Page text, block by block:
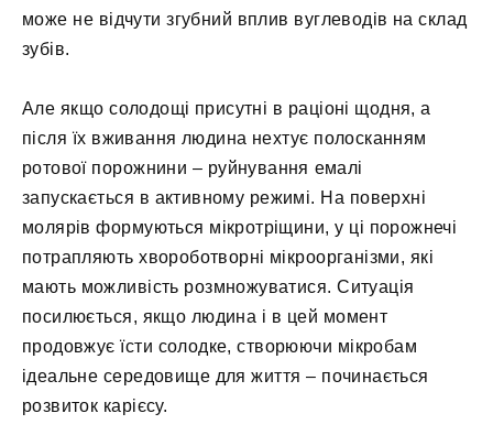
може не відчути згубний вплив вуглеводів на склад
зубів.
Але якщо солодощі присутні в раціоні щодня, а
після їх вживання людина нехтує полосканням
ротової порожнини – руйнування емалі
запускається в активному режимі. На поверхні
молярів формуються мікротріщини, у ці порожнечі
потрапляють хвороботворні мікроорганізми, які
мають можливість розмножуватися. Ситуація
посилюється, якщо людина і в цей момент
продовжує їсти солодке, створюючи мікробам
ідеальне середовище для життя – починається
розвиток карієсу.